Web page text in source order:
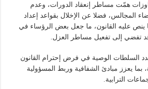
همّت مساطر إنعقاد الدورات، وعدم
المجالس، فضلا عن الإخلال بقواعد إعداد
ينص عليه القانون، ما جعل بعض الرؤساء في
تفضي إلى تفعيل مساطر العزل.
السلطات الوصية في فرض إحترام القانون
بما يعزز مبادئ الشفافية وربط المسؤولية
الترابية.